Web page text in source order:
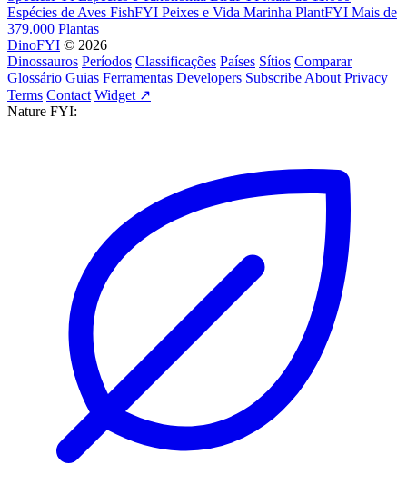
Espécies de Aves FishFYI Peixes e Vida Marinha PlantFYI Mais de
379.000 Plantas
DinoFYI © 2026
Dinossauros Períodos Classificações Países Sítios Comparar
Glossário Guias Ferramentas Developers Subscribe About Privacy
Terms Contact Widget ↗
Nature FYI: